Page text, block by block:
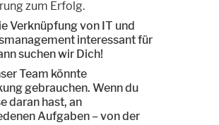
zum Erfolg.
Verknüpfung von IT und
interessant für
suchen wir Dich!
Team könnte
gebrauchen. Wenn du
daran hast, an
Aufgaben – von der